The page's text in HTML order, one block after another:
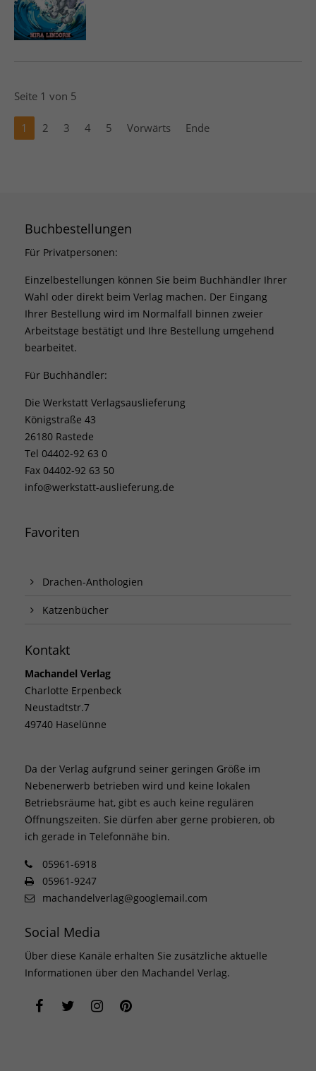
Seite 1 von 5
1 2 3 4 5 Vorwärts Ende
Buchbestellungen
Für Privatpersonen:
Einzelbestellungen können Sie beim Buchhändler Ihrer
Wahl oder direkt beim Verlag machen. Der Eingang
Ihrer Bestellung wird im Normalfall binnen zweier
Arbeitstage bestätigt und Ihre Bestellung umgehend
bearbeitet.
Für Buchhändler:
Die Werkstatt Verlagsauslieferung
Königstraße 43
26180 Rastede
Tel 04402-92 63 0
Fax 04402-92 63 50
info@werkstatt-auslieferung.de
Favoriten
Drachen-Anthologien
Katzenbücher
Kontakt
Machandel Verlag
Charlotte Erpenbeck
Neustadtstr.7
49740 Haselünne
Da der Verlag aufgrund seiner geringen Größe im
Nebenerwerb betrieben wird und keine lokalen
Betriebsräume hat, gibt es auch keine regulären
Öffnungszeiten. Sie dürfen aber gerne probieren, ob
ich gerade in Telefonnähe bin.
05961-6918
05961-9247
machandelverlag@googlemail.com
Social Media
Über diese Kanäle erhalten Sie zusätzliche aktuelle
Informationen über den Machandel Verlag.